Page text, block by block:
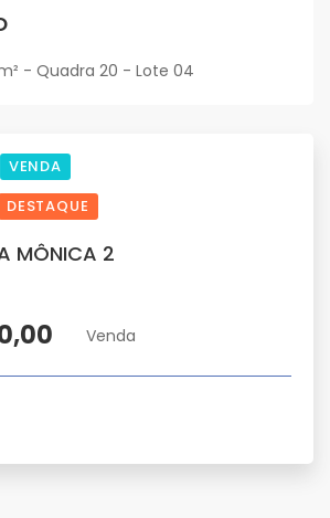
- Quadra 20 - Lote 04
VENDA
DESTAQUE
MÔNICA 2
Venda